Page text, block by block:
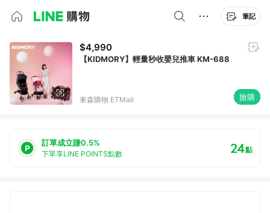
筆記
$4,990
【KIDMORY】輕量秒收嬰兒推車 KM-688
東森購物 ETMall 搶購
訂單成立賺0.5%
下單享LINE POINTS點數 24點